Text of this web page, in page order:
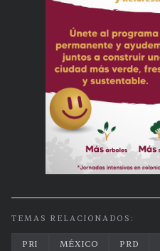
TEMAS RELACIONADOS:
PRI MÉXICO PRD